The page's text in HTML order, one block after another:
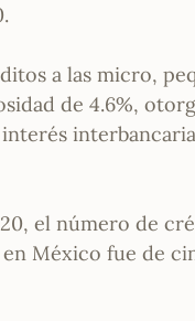
a las micro,
de 4.6%,
el número de
México fue de